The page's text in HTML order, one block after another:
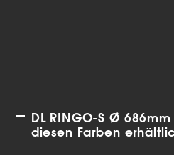
DL RINGO-S Ø
diesen Farben